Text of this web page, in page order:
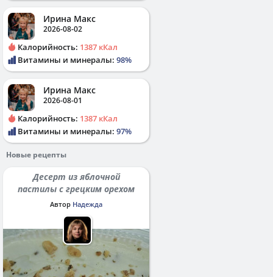
Ирина Макс
2026-08-02
Калорийность: 1387 кКал
Витамины и минералы: 98%
Ирина Макс
2026-08-01
Калорийность: 1387 кКал
Витамины и минералы: 97%
Новые рецепты
Десерт из яблочной
пастилы с грецким орехом
Автор Надежда